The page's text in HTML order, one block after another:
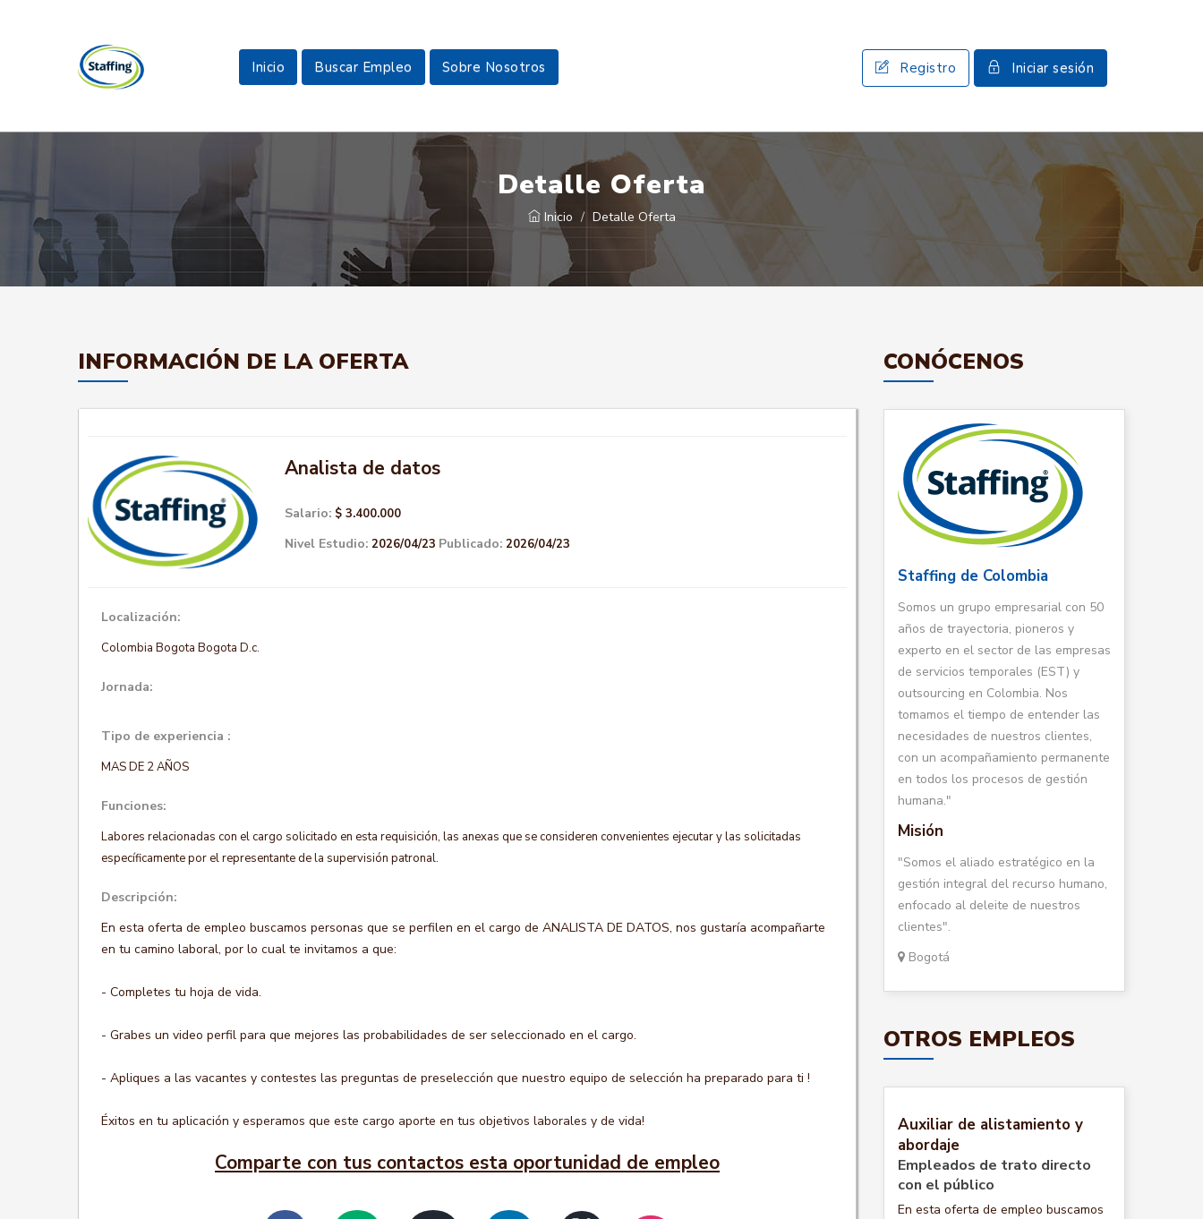
Inicio Buscar Empleo Sobre Nosotros Registro Iniciar sesión
Detalle Oferta
Inicio Detalle Oferta
INFORMACIÓN DE LA OFERTA
Analista de datos
Salario: $ 3.400.000
Nivel Estudio: 2026/04/23 Publicado: 2026/04/23
Localización:
Colombia Bogota Bogota D.c.
Jornada:
Tipo de experiencia :
MAS DE 2 AÑOS
Funciones:
Labores relacionadas con el cargo solicitado en esta requisición, las anexas que se consideren convenientes ejecutar y las solicitadas
específicamente por el representante de la supervisión patronal.
Descripción:
En esta oferta de empleo buscamos personas que se perfilen en el cargo de ANALISTA DE DATOS, nos gustaría acompañarte
en tu camino laboral, por lo cual te invitamos a que:
- Completes tu hoja de vida.
- Grabes un video perfil para que mejores las probabilidades de ser seleccionado en el cargo.
- Apliques a las vacantes y contestes las preguntas de preselección que nuestro equipo de selección ha preparado para ti !
Éxitos en tu aplicación y esperamos que este cargo aporte en tus objetivos laborales y de vida!
Comparte con tus contactos esta oportunidad de empleo
CONÓCENOS
Staffing de Colombia
Somos un grupo empresarial con 50
años de trayectoria, pioneros y
experto en el sector de las empresas
de servicios temporales (EST) y
outsourcing en Colombia. Nos
tomamos el tiempo de entender las
necesidades de nuestros clientes,
con un acompañamiento permanente
en todos los procesos de gestión
humana."
Misión
"Somos el aliado estratégico en la
gestión integral del recurso humano,
enfocado al deleite de nuestros
clientes".
Bogotá
OTROS EMPLEOS
Auxiliar de alistamiento y
abordaje
Empleados de trato directo
con el público
En esta oferta de empleo buscamos